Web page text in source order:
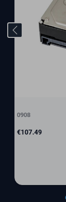
0908
Price
€107.49